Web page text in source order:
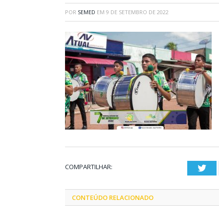
POR SEMED EM 9 DE SETEMBRO DE 2022
COMPARTILHAR:
CONTEÚDO RELACIONADO